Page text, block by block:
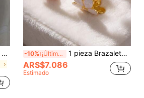
-10% ¡Últimos 3 días 1 pieza Brazalete abierto de acero inoxidable con degradado floral de moda, adecuado para uso diario, uso en la playa de verano, gran regalo para novia o mejor amiga
ARS$7.086
Estimado